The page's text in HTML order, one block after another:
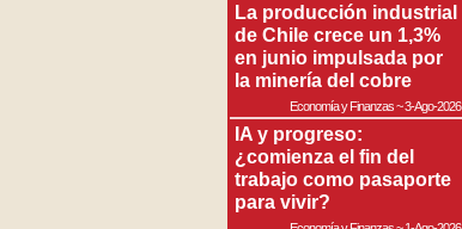
La producción industrial
de Chile crece un 1,3%
en junio impulsada por
la minería del cobre
Economía y Finanzas~3-Ago-2026
IA y progreso:
¿comienza el fin del
trabajo como pasaporte
para vivir?